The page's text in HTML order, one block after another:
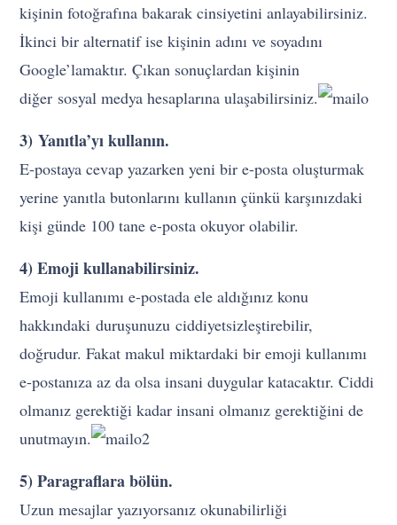
kişinin fotoğrafına bakarak cinsiyetini anlayabilirsiniz.
İkinci bir alternatif ise kişinin adını ve soyadını
Google’lamaktır. Çıkan sonuçlardan kişinin
diğer sosyal medya hesaplarına ulaşabilirsiniz.
3) Yanıtla’yı kullanın.
E-postaya cevap yazarken yeni bir e-posta oluşturmak
yerine yanıtla butonlarını kullanın çünkü karşınızdaki
kişi günde 100 tane e-posta okuyor olabilir.
4) Emoji kullanabilirsiniz.
Emoji kullanımı e-postada ele aldığınız konu
hakkındaki duruşunuzu ciddiyetsizleştirebilir,
doğrudur. Fakat makul miktardaki bir emoji kullanımı
e-postanıza az da olsa insani duygular katacaktır. Ciddi
olmanız gerektiği kadar insani olmanız gerektiğini de
unutmayın.
5) Paragraflara bölün.
Uzun mesajlar yazıyorsanız okunabilirliği